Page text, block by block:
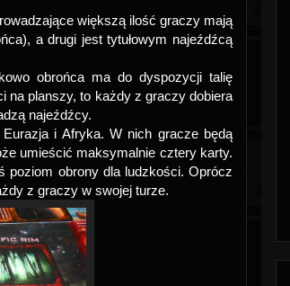
większą ilość graczy mają
a drugi jest tytułowym najeźdźcą
obrońca ma do dyspozycji talię
na planszy, to każdy z graczy dobiera
najeźdźcy.
i Afryka. W nich gracze będą
umieścić maksymalnie cztery karty.
poziom obrony dla ludzkości. Oprócz
z graczy w swojej turze.